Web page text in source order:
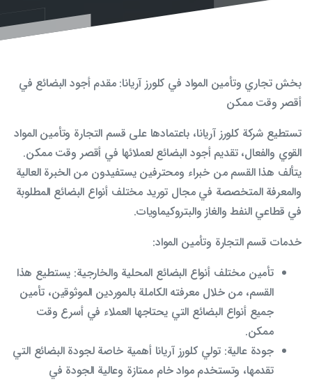
بخش تجاري وتأمين المواد في كلورز آريانا: مقدم أجود البضائع في
أقصر وقت ممكن
تستطيع شركة كلورز آريانا، باعتمادها على قسم التجارة وتأمين المواد
القوي والفعال، تقديم أجود البضائع لعملائها في أقصر وقت ممكن.
يتألف هذا القسم من خبراء ومحترفين يستفيدون من الخبرة العالية
والمعرفة المتخصصة في مجال توريد مختلف أنواع البضائع المطلوبة
في قطاعي النفط والغاز والبتروكيماويات.
خدمات قسم التجارة وتأمين المواد:
تأمين مختلف أنواع البضائع المحلية والخارجية: يستطيع هذا
القسم، من خلال معرفته الكاملة بالموردين الموثوقين، تأمين
جميع أنواع البضائع التي يحتاجها العملاء في أسرع وقت
ممكن.
جودة عالية: تولي كلورز آريانا أهمية خاصة لجودة البضائع التي
تقدمها، وتستخدم مواد خام ممتازة وعالية الجودة في